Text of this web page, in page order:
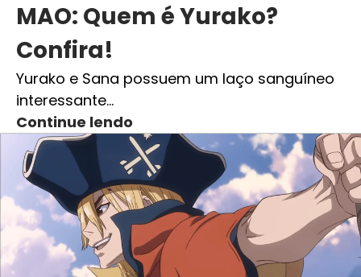
MAO: Quem é Yurako?
Confira!
Yurako e Sana possuem um laço sanguíneo
interessante…
Continue lendo